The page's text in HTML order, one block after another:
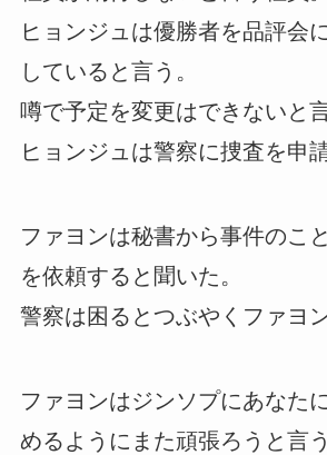
ヒョンジュは優勝者を品評会
していると言う。
噂で予定を変更はできないと言
ヒョンジュは警察に捜査を申
ファヨンは秘書から事件のこ
を依頼すると聞いた。
警察は困るとつぶやくファヨン
ファヨンはジンソプにあなた
めるようにまた頑張ろうと言う